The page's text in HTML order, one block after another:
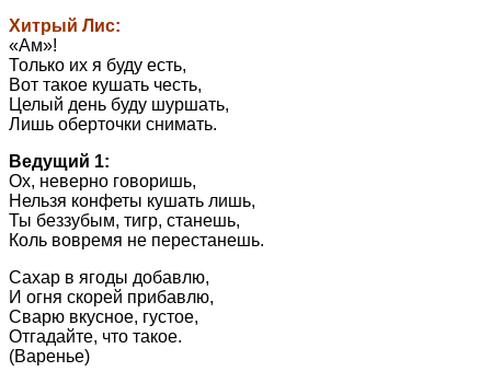
Хитрый Лис:
«Ам»!
Только их я буду есть,
Вот такое кушать честь,
Целый день буду шуршать,
Лишь оберточки снимать.
Ведущий 1:
Ох, неверно говоришь,
Нельзя конфеты кушать лишь,
Ты беззубым, тигр, станешь,
Коль вовремя не перестанешь.
Сахар в ягоды добавлю,
И огня скорей прибавлю,
Сварю вкусное, густое,
Отгадайте, что такое.
(Варенье)